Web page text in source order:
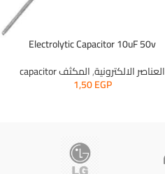
Electrolytic Capacitor 10uF 50v
العناصر الالكترونية,المكثف capacitor
1,50EGP